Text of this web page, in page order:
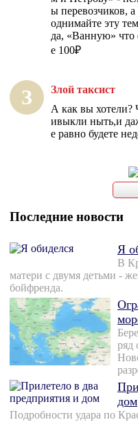
ы перевозчиков,
однимайте эту
да, «Ванную» что
е 100₽
З Злой таксист
А как вы хотели?
ивыкли ныть,и
е равно будете
Последние новости
Я
В
матери с двумя детьми -
бойфренда.
ряд
дом
Подробности удара по